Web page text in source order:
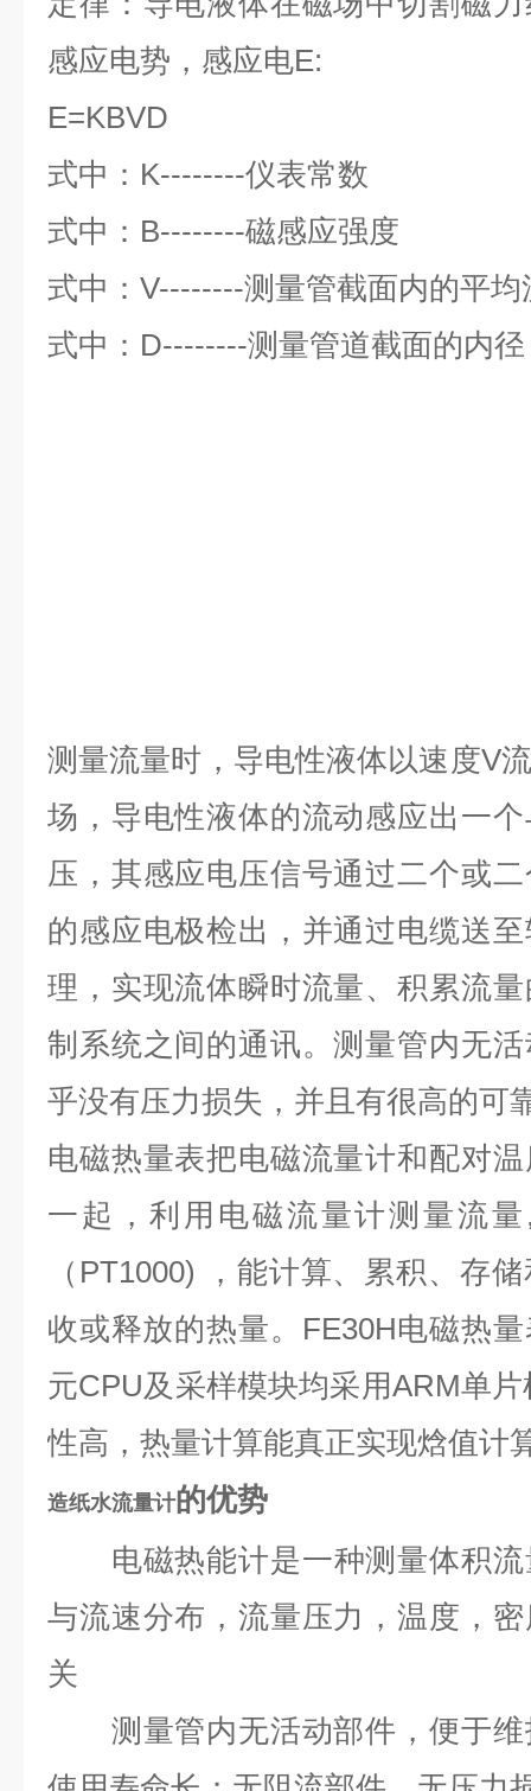
感应电势，感应电E:
E=KBVD
式中：K--------仪表常数
式中：B--------磁感应强度
式中：V--------测量管截面内的平均
式中：D--------测量管道截面的内径
测量流量时，导电性液体以速度V
场，导电性液体的流动感应出一
压，其感应电压信号通过二个或
的感应电极检出，并通过电缆送
理，实现流体瞬时流量、积累流
制系统之间的通讯。测量管内无
乎没有压力损失，并且有很高的可
电磁热量表把电磁流量计和配对
一起，利用电磁流量计测量流
（PT1000) ，能计算、累积、存
收或释放的热量。FE30H电磁热
元CPU及采样模块均采用ARM单
性高，热量计算能真正实现焓值计
造纸水流量计的优势
电磁热能计是一种测量体积
与流速分布，流量压力，温度，
关
测量管内无活动部件，便于维